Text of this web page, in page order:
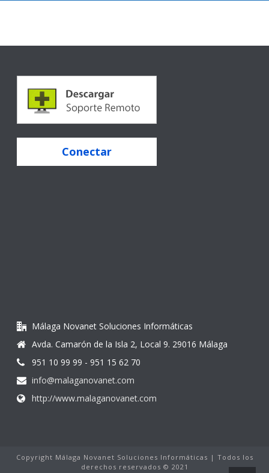
Conectar
Málaga Novanet Soluciones Informáticas
Avda. Camarón de la Isla 2, Local 9. 29016 Málaga
951 10 99 99 - 951 15 62 70
info@malaganovanet.com
http://www.malaganovanet.com
Copyright Málaga Novanet Soluciones Informáticas | Todos los
derechos reservados © 2021